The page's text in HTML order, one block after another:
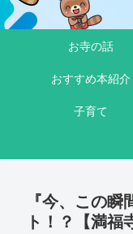
お寺の話
おすすめ本紹介
子育て
『今、この
ト！？【満福